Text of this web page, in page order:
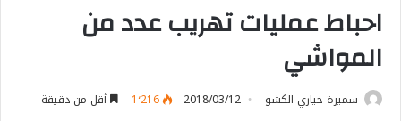
احباط عمليات تهريب عدد من
المواشي
سميرة خياري الكشو 2018/03/12 1٬216 أقل من دقيقة